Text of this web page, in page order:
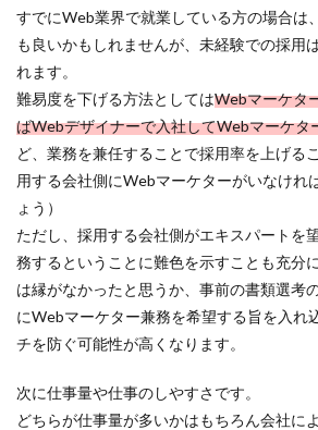
すでにWeb業界で就業している方の場合は
も良いかもしれませんが、未経験での採用
れます。
難易度を下げる方法としてはWebマーケタ
ばWebデザイナーで入社してWebマーケタ
ど、業務を兼任することで採用率を上げる
用する会社側にWebマーケターがいなけれ
ょう）
ただし、採用する会社側がエキスパートを
務するということに難色を示すことも充分
は縁がなかったと思うか、事前の書類選考
にWebマーケター兼務を希望する旨を入れ
チを防ぐ可能性が高くなります。
次に仕事量や仕事のしやすさです。
どちらが仕事量が多いかはもちろん会社に